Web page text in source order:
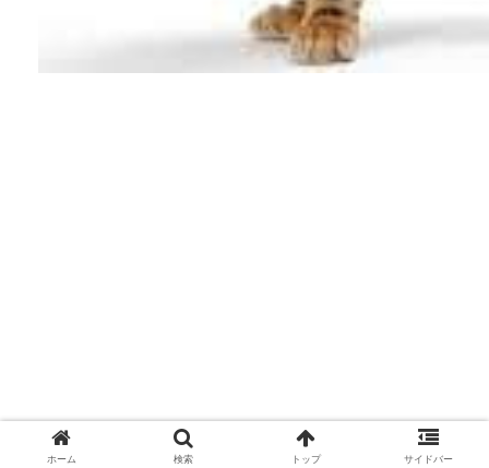
ホーム 検索 トップ サイドバー